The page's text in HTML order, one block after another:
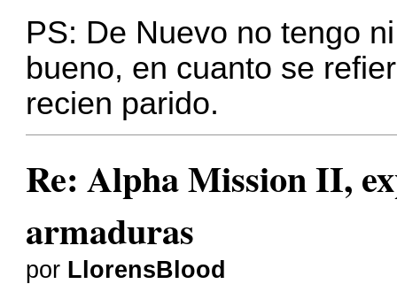
PS: De Nuevo no tengo
bueno, en cuanto se
recien parido.
Re: Alpha Mission II,
armaduras
por LlorensBlood